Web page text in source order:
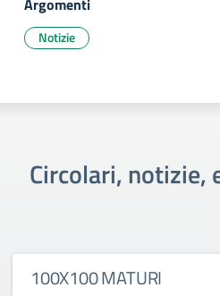
Argomenti
Notizie
Circolari, notizie,
100X100 MATURI